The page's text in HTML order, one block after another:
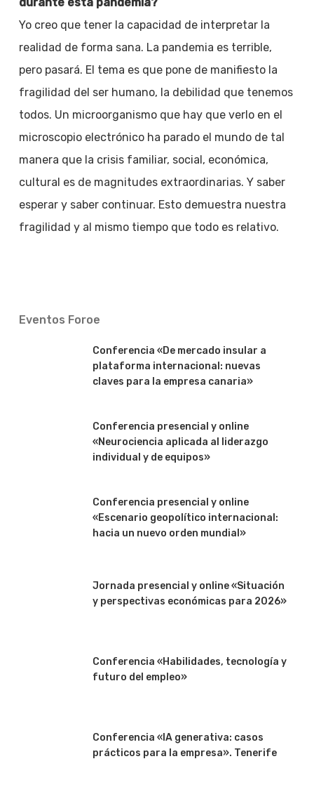
Yo creo que tener la capacidad de interpretar la
realidad de forma sana. La pandemia es terrible,
pero pasará. El tema es que pone de manifiesto la
fragilidad del ser humano, la debilidad que tenemos
todos. Un microorganismo que hay que verlo en el
microscopio electrónico ha parado el mundo de tal
manera que la crisis familiar, social, económica,
cultural es de magnitudes extraordinarias. Y saber
esperar y saber continuar. Esto demuestra nuestra
fragilidad y al mismo tiempo que todo es relativo.
Eventos Foroe
Conferencia «De mercado insular a
plataforma internacional: nuevas
claves para la empresa canaria»
Conferencia presencial y online
«Neurociencia aplicada al liderazgo
individual y de equipos»
Conferencia presencial y online
«Escenario geopolítico internacional:
hacia un nuevo orden mundial»
Jornada presencial y online «Situación
y perspectivas económicas para 2026»
Conferencia «Habilidades, tecnología y
futuro del empleo»
Conferencia «IA generativa: casos
prácticos para la empresa». Tenerife